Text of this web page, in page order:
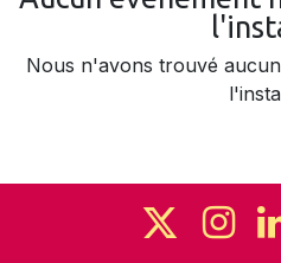
Nous n'avons trouvé